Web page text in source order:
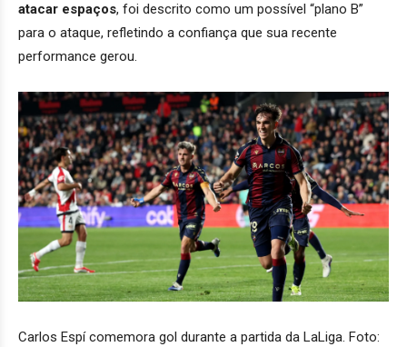
atacar espaços, foi descrito como um possível “plano B”
para o ataque, refletindo a confiança que sua recente
performance gerou.
Carlos Espí comemora gol durante a partida da LaLiga. Foto: